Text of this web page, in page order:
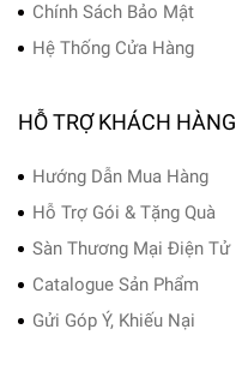
Chính Sách Bảo Mật
Hệ Thống Cửa Hàng
HỖ TRỢ KHÁCH HÀNG
Hướng Dẫn Mua Hàng
Hỗ Trợ Gói & Tặng Quà
Sàn Thương Mại Điện Tử
Catalogue Sản Phẩm
Gửi Góp Ý, Khiếu Nại